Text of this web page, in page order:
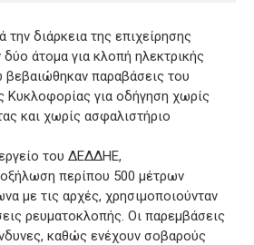
την διάρκεια της επιχείρησης
άτομα για κλοπή ηλεκτρικής
βεβαιώθηκαν παραβάσεις του
Κυκλοφορίας για οδήγηση χωρίς
και χωρίς ασφαλιστήριο
του ΔΕΔΔΗΕ,
περίπου 500 μέτρων
με τις αρχές, χρησιμοποιούνταν
ρευματοκλοπής. Οι παρεμβάσεις
καθώς ενέχουν σοβαρούς